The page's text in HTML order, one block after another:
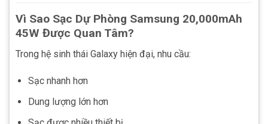
Vì Sao Sạc Dự Phòng Samsung 20,000mAh
45W Được Quan Tâm?
Trong hệ sinh thái Galaxy hiện đại, nhu cầu:
Sạc nhanh hơn
Dung lượng lớn hơn